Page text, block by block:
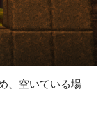
、空いている場